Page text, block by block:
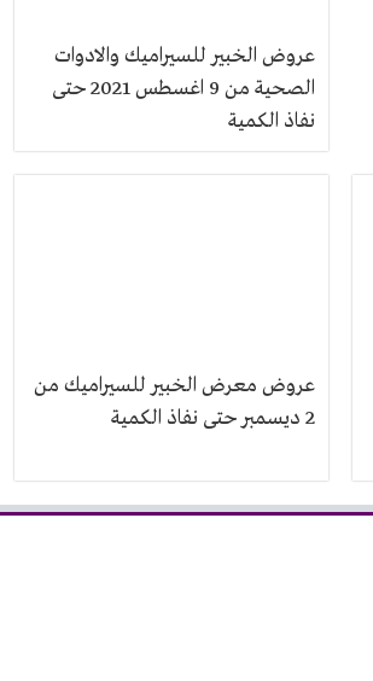
عروض الخبير للسيراميك والادوات
الصحية من 9 اغسطس 2021 حتى
نفاذ الكمية
عروض معرض الخبير للسيراميك من
2 ديسمبر حتى نفاذ الكمية